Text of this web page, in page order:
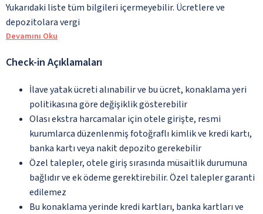
Yukarıdaki liste tüm bilgileri içermeyebilir. Ücretlere ve
depozitolara vergi
Devamını Oku
Check-in Açıklamaları
İlave yatak ücreti alınabilir ve bu ücret, konaklama yeri
politikasına göre değişiklik gösterebilir
Olası ekstra harcamalar için otele girişte, resmi
kurumlarca düzenlenmiş fotoğraflı kimlik ve kredi kartı,
banka kartı veya nakit depozito gerekebilir
Özel talepler, otele giriş sırasında müsaitlik durumuna
bağlıdır ve ek ödeme gerektirebilir. Özel talepler garanti
edilemez
Bu konaklama yerinde kredi kartları, banka kartları ve